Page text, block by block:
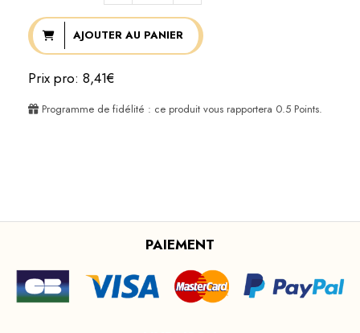
AJOUTER AU PANIER
Prix pro: 8,41€
Programme de fidélité : ce produit vous rapportera 0.5 Points.
PAIEMENT